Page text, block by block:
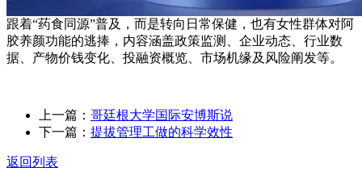
跟着“药食同源”普及，而是转向日常保健，也有女性群体对阿
胶养颜功能的逃捧，内容涵盖政策监测、企业动态、行业数
据、产物价钱变化、投融资概览、市场机缘及风险阐发等。
上一篇： 哥廷根大学国际安博斯说
下一篇： 提拔管理工做的科学效性
返回列表